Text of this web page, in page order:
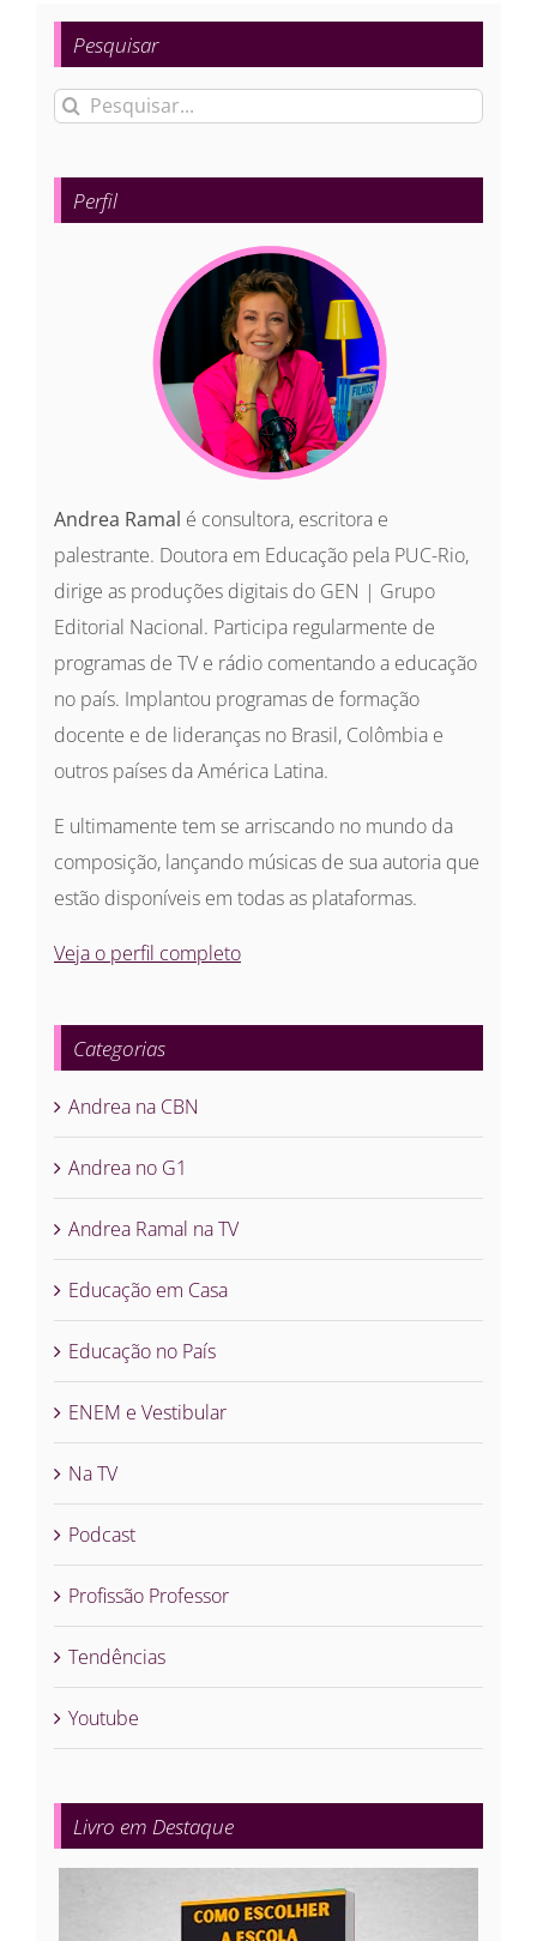
Pesquisar
Buscar
para:
Perfil
Andrea Ramal é consultora, escritora e
palestrante. Doutora em Educação pela PUC-Rio,
dirige as produções digitais do GEN | Grupo
Editorial Nacional. Participa regularmente de
programas de TV e rádio comentando a educação
no país. Implantou programas de formação
docente e de lideranças no Brasil, Colômbia e
outros países da América Latina.
E ultimamente tem se arriscando no mundo da
composição, lançando músicas de sua autoria que
estão disponíveis em todas as plataformas.
Veja o perfil completo
Categorias
Andrea na CBN
Andrea no G1
Andrea Ramal na TV
Educação em Casa
Educação no País
ENEM e Vestibular
Na TV
Podcast
Profissão Professor
Tendências
Youtube
Livro em Destaque